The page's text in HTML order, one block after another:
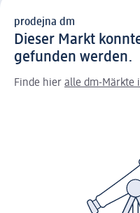
prodejna dm
Dieser Markt
gefunden werden.
Finde hier alle dm-Märkte